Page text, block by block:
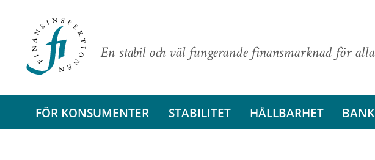
En stabil och väl fungerande finansmarknad för alla
FÖR KONSUMENTER STABILITET HÅLLBARHET BANK